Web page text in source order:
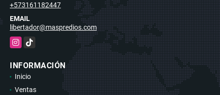
+573161182447
EMAIL
libertador@maspredios.com
Instagram
TikTok
INFORMACIÓN
Inicio
Ventas